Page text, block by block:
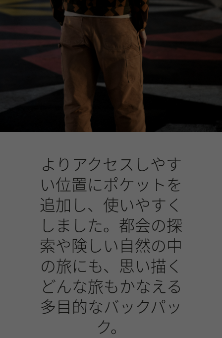
よりアクセスしやす
い位置にポケットを
追加し、使いやすく
しました。都会の探
索や険しい自然の中
の旅にも、思い描く
どんな旅もかなえる
多目的なバックパッ
ク。